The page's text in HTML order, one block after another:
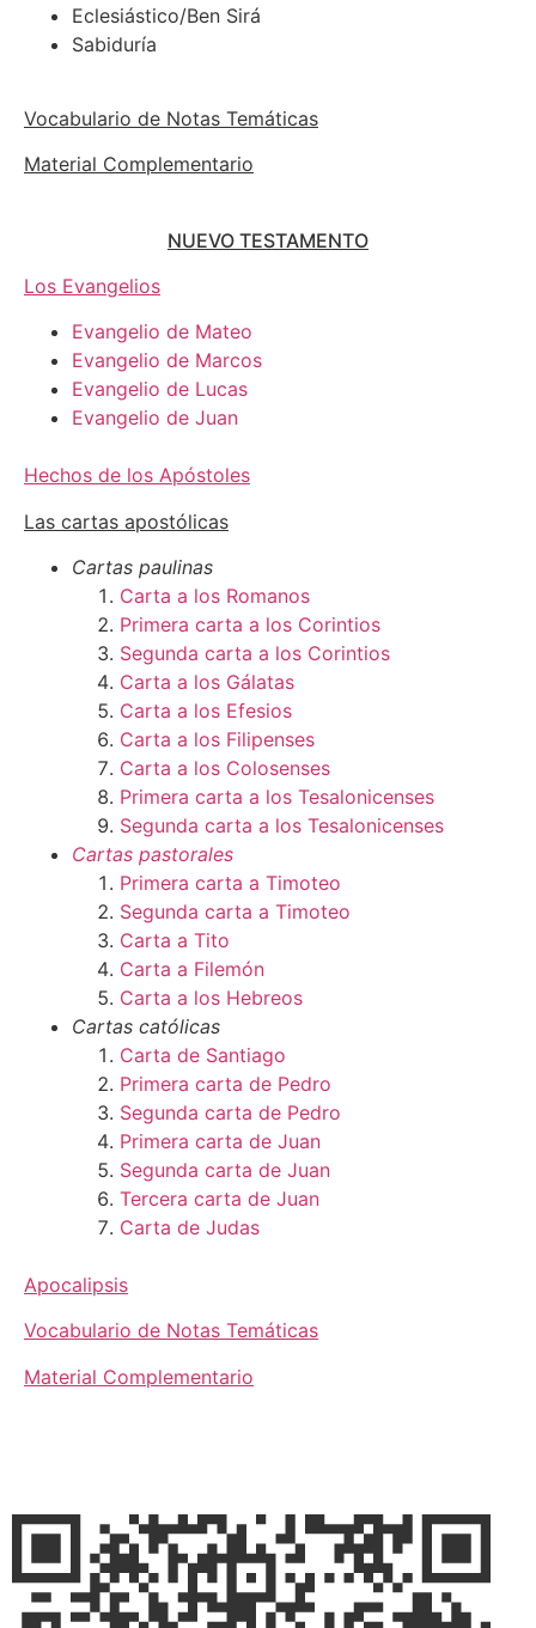
Eclesiástico/Ben Sirá
Sabiduría
Vocabulario de Notas Temáticas
Material Complementario
NUEVO TESTAMENTO
Los Evangelios
Evangelio de Mateo
Evangelio de Marcos
Evangelio de Lucas
Evangelio de Juan
Hechos de los Apóstoles
Las cartas apostólicas
Cartas paulinas
Carta a los Romanos
Primera carta a los Corintios
Segunda carta a los Corintios
Carta a los Gálatas
Carta a los Efesios
Carta a los Filipenses
Carta a los Colosenses
Primera carta a los Tesalonicenses
Segunda carta a los Tesalonicenses
Cartas pastorales
Primera carta a Timoteo
Segunda carta a Timoteo
Carta a Tito
Carta a Filemón
Carta a los Hebreos
Cartas católicas
Carta de Santiago
Primera carta de Pedro
Segunda carta de Pedro
Primera carta de Juan
Segunda carta de Juan
Tercera carta de Juan
Carta de Judas
Apocalipsis
Vocabulario de Notas Temáticas
Material Complementario